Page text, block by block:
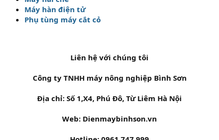
Máy hàn điện tử
Phụ tùng máy cắt cỏ
Liên hệ với chúng tôi
Công ty TNHH máy nông nghiệp Bình Sơn
Địa chỉ: Số 1,X4, Phú Đô, Từ Liêm Hà Nội
Web: Dienmaybinhson.vn